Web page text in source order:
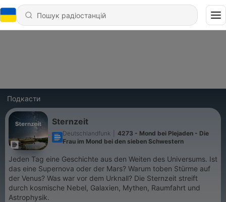
Подкасти
Sternzeit
Deutschlandfunk
4273 - Mond bei Plejaden - Die
Frau im Mond bei den sieben Schwestern
Jeden Tag eine Geschichte aus den Weiten des Universums. Ist
das eine Supernova oder der Mars? Warum toben Stürme auf
der Venus? Was war vor dem Urknall? Die Sternzeit streift
durch kosmische Nebel, Galaxien, Mythen, Raumfahrt und
Astrophysik.